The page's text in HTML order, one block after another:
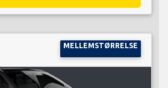
MELLEMSTØRRELSE